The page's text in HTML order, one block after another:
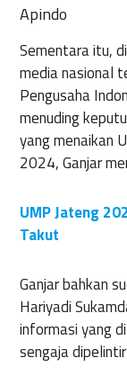
Apindo
Sementara itu,
media nasional
Pengusaha
menuding
yang menaikan
2024, Ganjar
UMP Jateng
Takut
Ganjar bahkan
Hariyadi
informasi yang
sengaja